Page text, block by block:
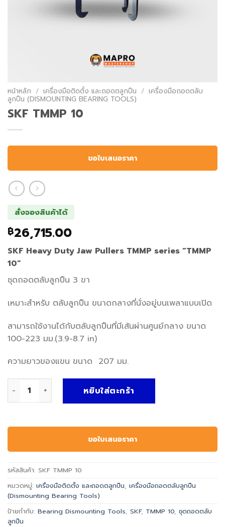
หน้าหลัก / เครื่องมือติดตั้ง และถอดตลูกปืน / เครื่องมือถอดตลับ
ลูกปืน (DISMOUNTING BEARING TOOLS)
SKF TMMP 10
ขอใบเสนอราคา
สั่งจองสินค้าได้
฿26,715.00
SKF Heavy Duty Jaw Pullers TMMP series “TMMP
10”
ชุดถอดตลับลูกปืน 3 ขา
เหมาะสำหรับ ตลับลูกปืน ขนาดกลางที่นั่งอยู่บนเพลาแบบเปิด
สามารถใช้งานได้กับตลับลูกปืนที่มีเส้นผ่านศูนย์กลาง ขนาด
100-223 มม.(3.9-8.7 in)
ความยาวของแขน ขนาด 207 มม.
หยิบใส่ตะกร้า
ขอใบเสนอราคา
รหัสสินค้า: SKF TMMP 10
หมวดหมู่: เครื่องมือติดตั้ง และถอดตลูกปืน, เครื่องมือถอดตลับลูกปืน
(Dismounting Bearing Tools)
ป้ายกำกับ: Bearing Dismounting Tools, SKF, TMMP 10, ชุดถอดตลับ
ลูกปืน